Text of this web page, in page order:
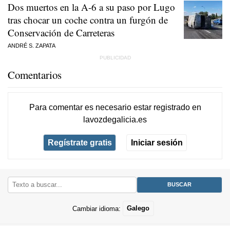
Dos muertos en la A-6 a su paso por Lugo
tras chocar un coche contra un furgón de
Conservación de Carreteras
ANDRÉ S. ZAPATA
Comentarios
Para comentar es necesario estar registradoen
lavozdegalicia.es
Regístrate gratis Iniciar sesión
Cambiar idioma: Galego